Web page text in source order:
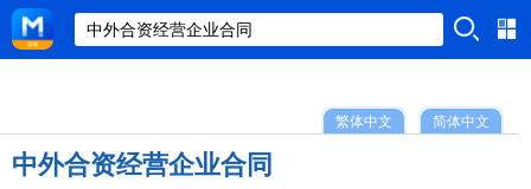
简体中文
繁体中文
中外合资经营企业合同